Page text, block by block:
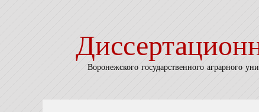
Воронежского государственного аграрного